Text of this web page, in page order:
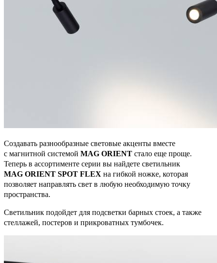
Создавать разнообразные световые акценты вместе
с магнитной системой MAG ORIENT стало еще проще.
Теперь в ассортименте серии вы найдете светильник
MAG ORIENT SPOT FLEX на гибкой ножке, которая
позволяет направлять свет в любую необходимую точку
пространства.
Светильник подойдет для подсветки барных стоек, а также
стеллажей, постеров и прикроватных тумбочек.